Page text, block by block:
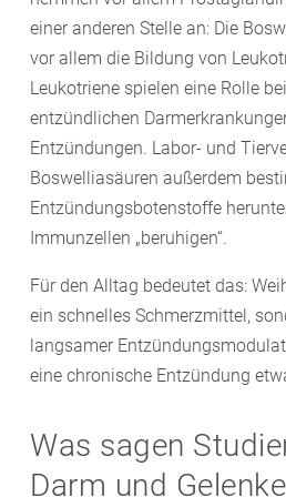
einer anderen Stelle an: Die
vor allem die Bildung von
Leukotriene spielen eine Rolle
entzündlichen
Entzündungen. Labor- und
Boswelliasäuren außerdem
Entzündungsbotenstoffe
Immunzellen „beruhigen“.
Für den Alltag bedeutet das:
ein schnelles Schmerzmittel,
langsamer
eine chronische Entzündung
Was sagen
Darm und